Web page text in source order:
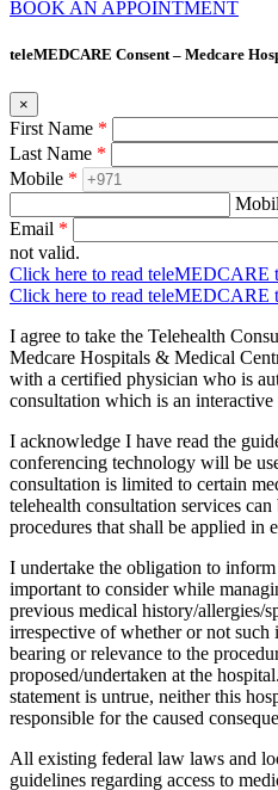
BOOK AN APPOINTMENT
teleMEDCARE Consent – Medcare
×
First Name *
Last Name *
Mobile *
Email *
not valid.
Click here to read teleMEDCARE
Click here to read teleMEDCARE
I agree to take the Telehealth
Medcare Hospitals & Medical
with a certified physician who is
consultation which is an
I acknowledge I have read the
conferencing technology will be
consultation is limited to certain
telehealth consultation services
procedures that shall be applied in
I undertake the obligation to
important to consider while
previous medical history/allergies/
irrespective of whether or not
bearing or relevance to the
proposed/undertaken at the
statement is untrue, neither this
responsible for the caused
All existing federal law laws and
guidelines regarding access to